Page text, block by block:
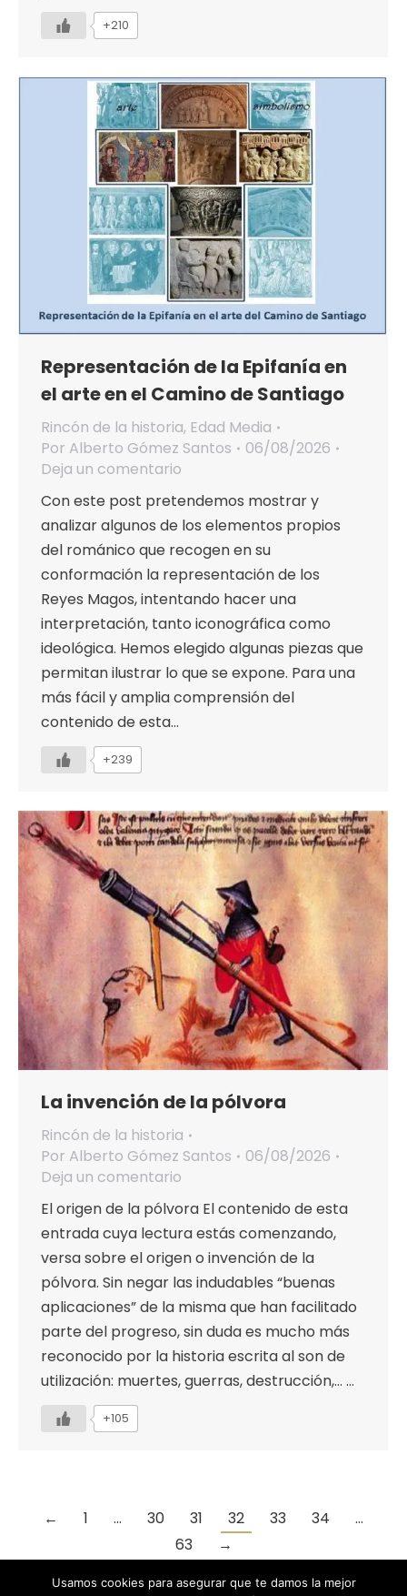
+210
Representación de la Epifanía en
el arte en el Camino de Santiago
Rincón de la historia, Edad Media
Por Alberto Gómez Santos
06/08/2026
Deja un comentario
Con este post pretendemos mostrar y
analizar algunos de los elementos propios
del románico que recogen en su
conformación la representación de los
Reyes Magos, intentando hacer una
interpretación, tanto iconográfica como
ideológica. Hemos elegido algunas piezas que
permitan ilustrar lo que se expone. Para una
más fácil y amplia comprensión del
contenido de esta…
+239
La invención de la pólvora
Rincón de la historia
Por Alberto Gómez Santos
06/08/2026
Deja un comentario
El origen de la pólvora El contenido de esta
entrada cuya lectura estás comenzando,
versa sobre el origen o invención de la
pólvora. Sin negar las indudables “buenas
aplicaciones” de la misma que han facilitado
parte del progreso, sin duda es mucho más
reconocido por la historia escrita al son de
utilización: muertes, guerras, destrucción,… …
+105
← 1 … 30 31 32 33 34
…
63
→
Usamos cookies para asegurar que te damos la mejor